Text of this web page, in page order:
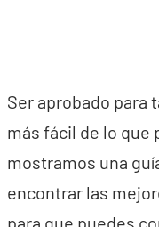
Ser aprobado para
más fácil de lo que
mostramos una
encontrar las
para que puedes